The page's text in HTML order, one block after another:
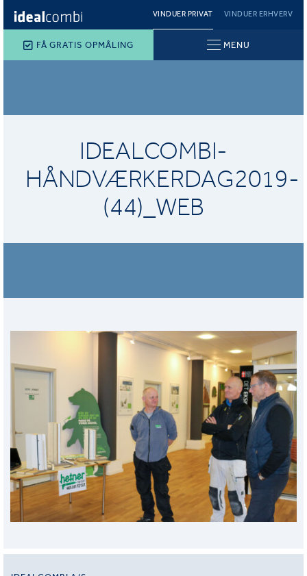
VINDUER PRIVAT VINDUER ERHVERV
FÅ GRATIS OPMÅLING MENU
IDEALCOMBI-
HÅNDVÆRKERDAG2019-
(44)_WEB